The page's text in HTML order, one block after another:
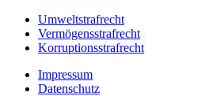
Umweltstrafrecht
Vermögensstrafrecht
Korruptionsstrafrecht
Impressum
Datenschutz